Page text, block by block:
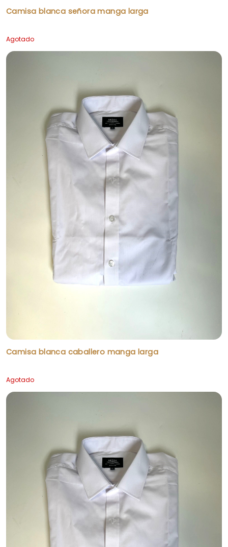
BUSCAR PRODUCTOS...
Camisa blanca señora manga larga
Agotado
Camisa blanca caballero manga larga
Agotado